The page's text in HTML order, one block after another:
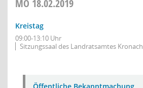
MO 18.02.2019
Kreistag
09:00-13:10 Uhr
Sitzungssaal des Landratsamtes Kronach